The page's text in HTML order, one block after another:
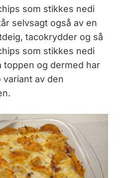
som stikkes nedi
selvsagt også av en
tacokrydder og så
som stikkes nedi
toppen og dermed har
variant av den